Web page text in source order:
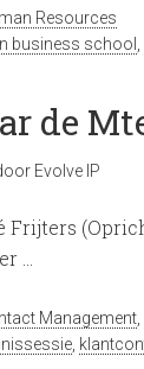
Resources
business school
de
Evolve IP
Frijters
…
Management